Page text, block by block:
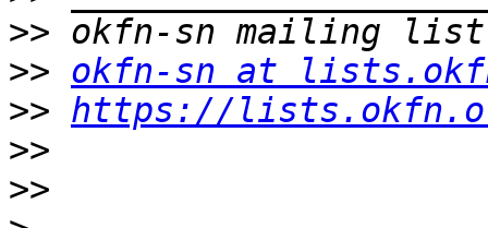
>>
>> okfn-sn at
>> https://
>>
>>